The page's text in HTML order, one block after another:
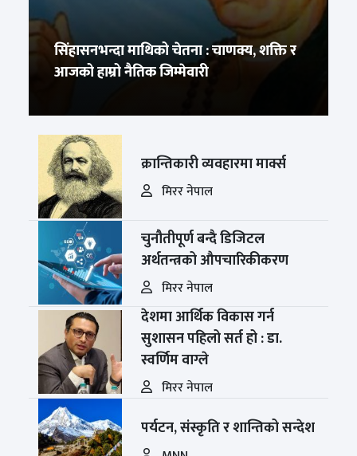
सिंहासनभन्दा माथिको चेतना : चाणक्य, शक्ति र
आजको हाम्रो नैतिक जिम्मेवारी
क्रान्तिकारी व्यवहारमा मार्क्स
मिरर नेपाल
चुनौतीपूर्ण बन्दै डिजिटल
अर्थतन्त्रको औपचारिकीकरण
मिरर नेपाल
देशमा आर्थिक विकास गर्न
सुशासन पहिलो सर्त हो : डा.
स्वर्णिम वाग्ले
मिरर नेपाल
पर्यटन, संस्कृति र शान्तिको सन्देश